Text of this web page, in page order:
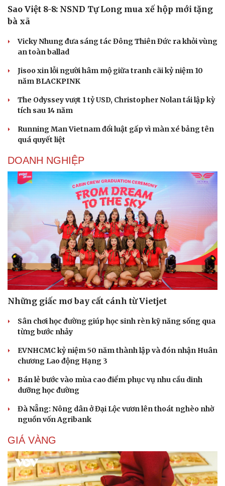
Cải chính
Sao Việt 8-8: NSND Tự Long mua xế hộp mới tặng
bà xã
Vicky Nhung đưa sáng tác Đông Thiên Đức ra khỏi vùng
an toàn ballad
Jisoo xin lỗi người hâm mộ giữa tranh cãi kỷ niệm 10
năm BLACKPINK
The Odyssey vượt 1 tỷ USD, Christopher Nolan tái lập kỳ
tích sau 14 năm
Running Man Vietnam đổi luật gấp vì màn xé bảng tên
quá quyết liệt
DOANH NGHIỆP
Những giấc mơ bay cất cánh từ Vietjet
Sân chơi học đường giúp học sinh rèn kỹ năng sống qua
từng bước nhảy
EVNHCMC kỷ niệm 50 năm thành lập và đón nhận Huân
chương Lao động Hạng 3
Bán lẻ bước vào mùa cao điểm phục vụ nhu cầu dinh
dưỡng học đường
Đà Nẵng: Nông dân ở Đại Lộc vươn lên thoát nghèo nhờ
nguồn vốn Agribank
GIÁ VÀNG